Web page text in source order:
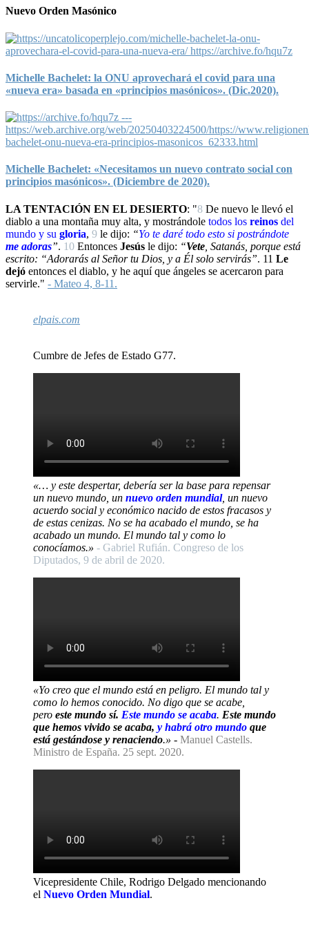
Nuevo Orden Masónico
Michelle Bachelet: la ONU aprovechará el covid para una
«nueva era» basada en «principios masónicos». (Dic.2020).
Michelle Bachelet: «Necesitamos un nuevo contrato social con
principios masónicos». (Diciembre de 2020).
LA TENTACIÓN EN EL DESIERTO: "8 De nuevo le llevó el
diablo a una montaña muy alta, y mostrándole todos los reinos del
mundo y su gloria, 9 le dijo: “Yo te daré todo esto si postrándote
me adoras”. 10 Entonces Jesús le dijo: “Vete , Satanás, porque está
escrito: “Adorarás al Señor tu Dios, y a Él solo servirás”. 11 Le
dejó entonces el diablo, y he aquí que ángeles se acercaron para
servirle." - Mateo 4, 8-11.
elpais.com
Cumbre de Jefes de Estado G77.
«… y este despertar, debería ser la base para repensar
un nuevo mundo, un nuevo orden mundial, un nuevo
acuerdo social y económico nacido de estos fracasos y
de estas cenizas. No se ha acabado el mundo, se ha
acabado un mundo. El mundo tal y como lo
conocíamos.» - Gabriel Rufián. Congreso de los
Diputados, 9 de abril de 2020.
«Yo creo que el mundo está en peligro. El mundo tal y
como lo hemos conocido. No digo que se acabe,
pero este mundo sí. Este mundo se acaba. Este mundo
que hemos vivido se acaba, y habrá otro mundo que
está gestándose y renaciendo.» - Manuel Castells.
Ministro de España. 25 sept. 2020.
Vicepresidente Chile, Rodrigo Delgado mencionando
el Nuevo Orden Mundial.